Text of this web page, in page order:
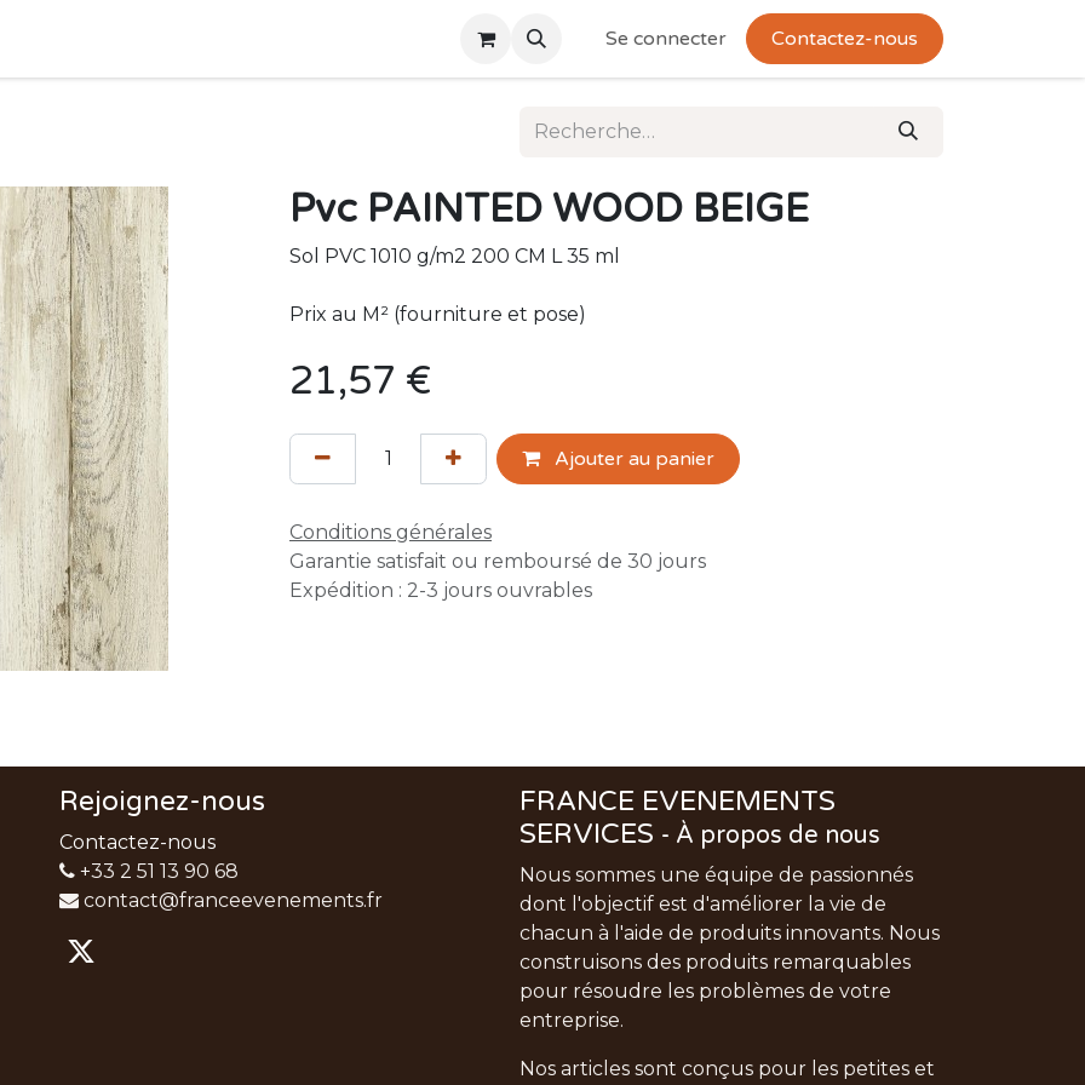
Se connecter Contactez-nous
Pvc PAINTED WOOD BEIGE
Sol PVC 1010 g/m2 200 CM L 35 ml
Prix au M² (fourniture et pose)
21,57 €
Ajouter au panier
Conditions générales
Garantie satisfait ou remboursé de 30 jours
Expédition : 2-3 jours ouvrables
Rejoignez-nous
Contactez-nous
+33 2 51 13 90 68
contact@franceevenements.fr
FRANCE EVENEMENTS
SERVICES - À propos de nous
Nous sommes une équipe de passionnés
dont l'objectif est d'améliorer la vie de
chacun à l'aide de produits innovants. Nous
construisons des produits remarquables
pour résoudre les problèmes de votre
entreprise.
Nos articles sont conçus pour les petites et